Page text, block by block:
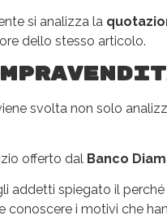
si analizza la
dello stesso articolo.
svolta non solo
offerto dal Banco
addetti spiegato il
conoscere i motivi che